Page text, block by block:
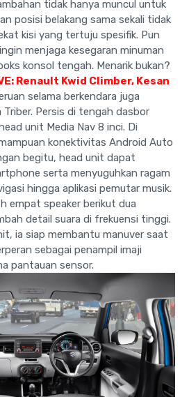
tidak hanya muncul untuk
posisi belakang sama sekali tidak
kisi yang tertuju spesifik. Pun
menjaga kesegaran minuman
konsol tengah. Menarik bukan?
Renault Kwid Climber, Kesan
selama berkendara juga
Persis di tengah dasbor
unit Media Nav 8 inci. Di
konektivitas Android Auto
begitu, head unit dapat
serta menyuguhkan ragam
hingga aplikasi pemutar musik.
empat speaker berikut dua
detail suara di frekuensi tinggi.
ia siap membantu manuver saat
sebagai penampil imaji
pantauan sensor.